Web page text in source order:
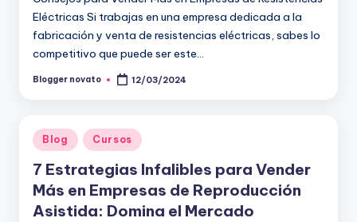
Eléctricas Si trabajas en una empresa dedicada a la
fabricación y venta de resistencias eléctricas, sabes lo
competitivo que puede ser este…
Publicado
Blogger novato 12/03/2024
Publicado
en
Blog Cursos
7 Estrategias Infalibles para Vender
Más en Empresas de Reproducción
Asistida: Domina el Mercado